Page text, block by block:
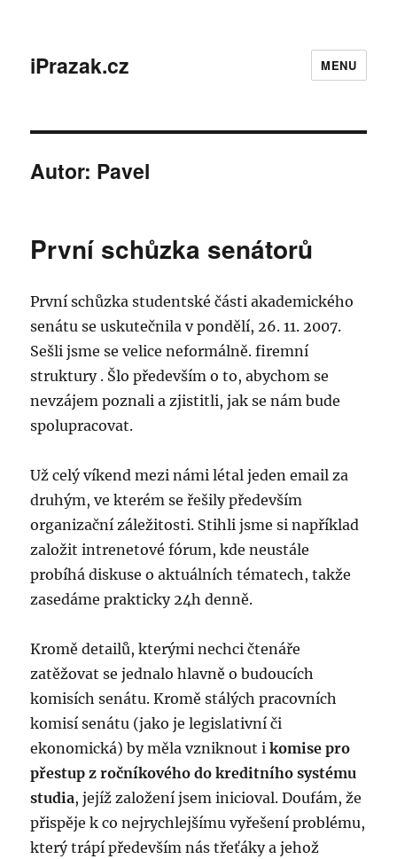
iPrazak.cz MENU
Autor: Pavel
První schůzka senátorů
První schůzka studentské části akademického
senátu se uskutečnila v pondělí, 26. 11. 2007.
Sešli jsme se velice neformálně. firemní
struktury . Šlo především o to, abychom se
nevzájem poznali a zjistitli, jak se nám bude
spolupracovat.
Už celý víkend mezi námi létal jeden email za
druhým, ve kterém se řešily především
organizační záležitosti. Stihli jsme si například
založit intrenetové fórum, kde neustále
probíhá diskuse o aktuálních tématech, takže
zasedáme prakticky 24h denně.
Kromě detailů, kterými nechci čtenáře
zatěžovat se jednalo hlavně o budoucích
komisích senátu. Kromě stálých pracovních
komisí senátu (jako je legislativní či
ekonomická) by měla vzniknout ikomise pro
přestup z ročníkového do kreditního systému
studia, jejíž založení jsem inicioval. Doufám, že
přispěje k co nejrychlejšímu vyřešení problému,
který trápí především nás třeťáky a jehož